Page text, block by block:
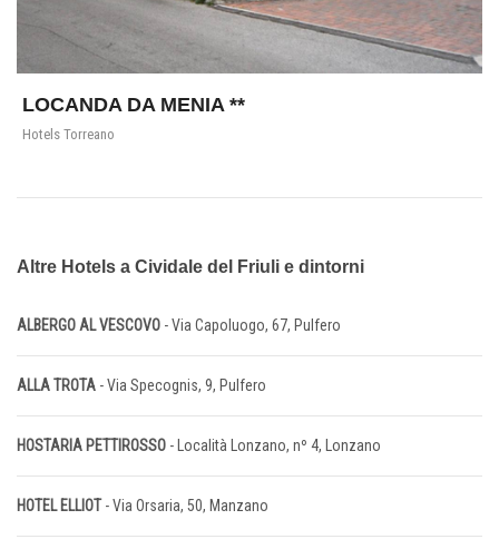
LOCANDA DA MENIA **
Hotels Torreano
Altre Hotels a Cividale del Friuli e dintorni
ALBERGO AL VESCOVO - Via Capoluogo, 67, Pulfero
ALLA TROTA - Via Specognis, 9, Pulfero
HOSTARIA PETTIROSSO - Località Lonzano, nº 4, Lonzano
HOTEL ELLIOT- Via Orsaria, 50, Manzano